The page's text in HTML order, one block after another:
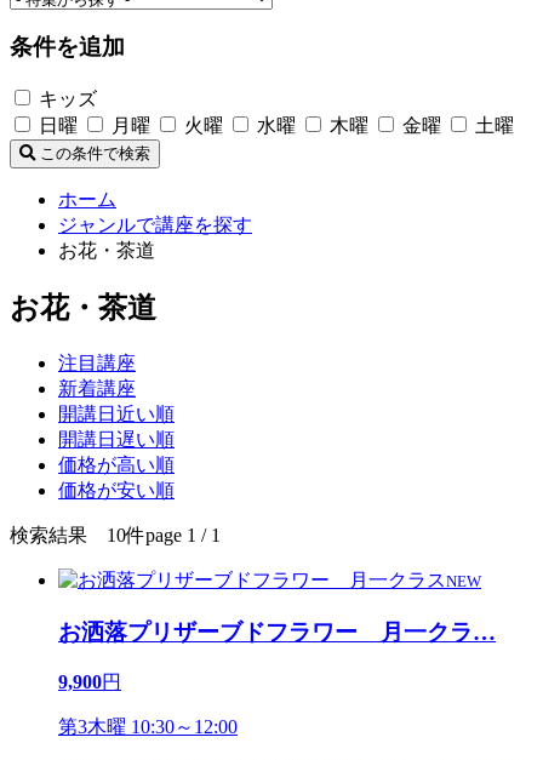
条件を追加
キッズ
日曜
月曜 火曜 水曜 木曜 金曜 土曜
この条件で検索
ホーム
ジャンルで講座を探す
お花・茶道
お花・茶道
注目講座
新着講座
開講日近い順
開講日遅い順
価格が高い順
価格が安い順
検索結果 10件page 1 / 1
NEW
お洒落プリザーブドフラワー 月一クラ…
9,900円
第3木曜 10:30～12:00